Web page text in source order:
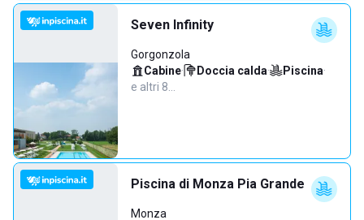
Seven Infinity
Gorgonzola
Cabine· Doccia calda· Piscina·
e altri 8…
Piscina di Monza Pia Grande
Monza